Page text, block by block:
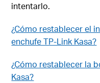
intentarlo.
¿Cómo restablecer el
enchufe TP-Link Kasa?
¿Cómo restablecer la
Kasa?